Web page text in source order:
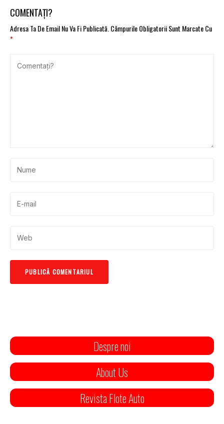
COMENTAȚI?
Adresa Ta De Email Nu Va Fi Publicată.Câmpurile Obligatorii Sunt Marcate Cu
*
Despre noi
About Us
Revista Flote Auto